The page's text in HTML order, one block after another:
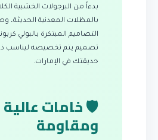
بدءاً من البرجولات الخشبية
بالمظلات المعدنية الحديثة،
التصاميم المبتكرة بالبولي
تصميم يتم تخصيصه ليناسب
حديقتك في الإمارات.
🛡️ خامات
ومقاومة